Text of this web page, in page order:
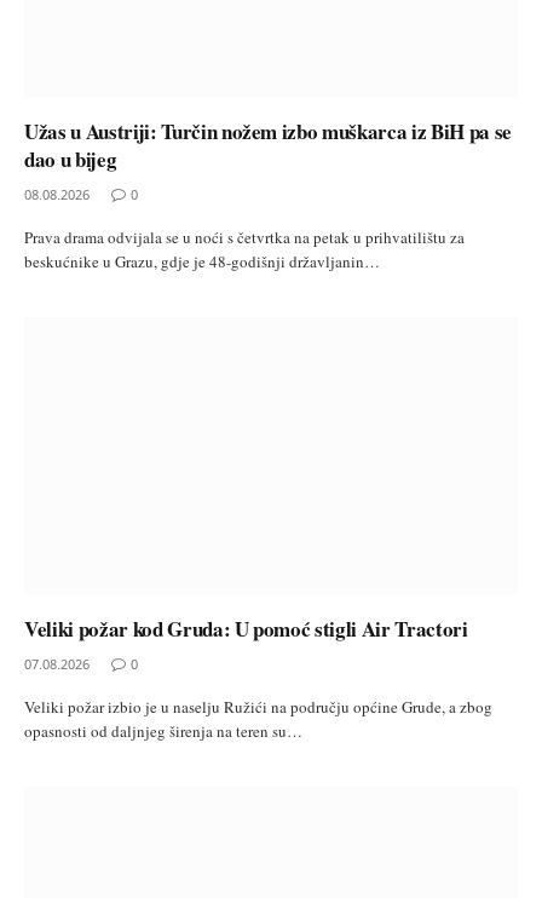
Užas u Austriji: Turčin nožem izbo muškarca iz BiH pa se
dao u bijeg
08.08.2026 0
Prava drama odvijala se u noći s četvrtka na petak u prihvatilištu za
beskućnike u Grazu, gdje je 48-godišnji državljanin…
Veliki požar kod Gruda: U pomoć stigli Air Tractori
07.08.2026 0
Veliki požar izbio je u naselju Ružići na području općine Grude, a zbog
opasnosti od daljnjeg širenja na teren su…